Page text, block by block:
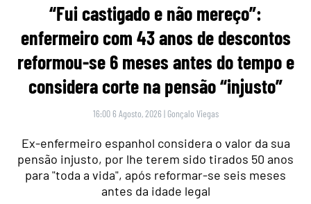
“Fui castigado e não mereço”:
enfermeiro com 43 anos de descontos
reformou-se 6 meses antes do tempo e
considera corte na pensão “injusto”
16:00 6 Agosto, 2026 | Gonçalo Viegas
Ex-enfermeiro espanhol considera o valor da sua
pensão injusto, por lhe terem sido tirados 50 anos
para "toda a vida", após reformar-se seis meses
antes da idade legal